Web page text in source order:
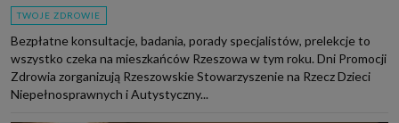
TWOJE ZDROWIE
Bezpłatne konsultacje, badania, porady specjalistów, prelekcje to
wszystko czeka na mieszkańców Rzeszowa w tym roku. Dni Promocji
Zdrowia zorganizują Rzeszowskie Stowarzyszenie na Rzecz Dzieci
Niepełnosprawnych i Autystyczny...